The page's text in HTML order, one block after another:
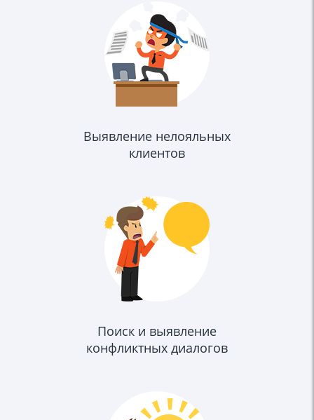
Выявление нелояльных
клиентов
Поиск и выявление
конфликтных диалогов